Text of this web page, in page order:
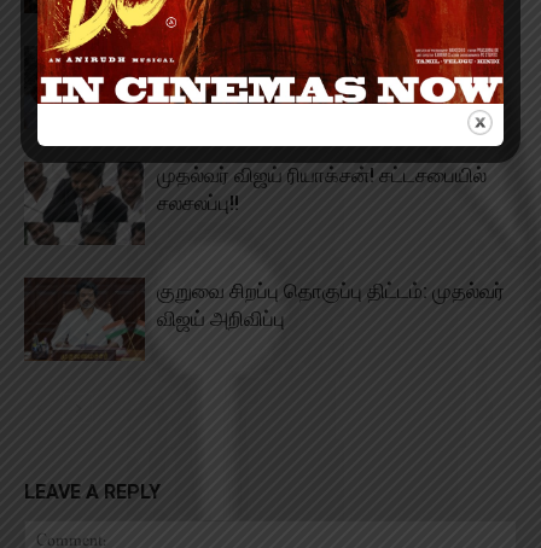
சூடு பிடிக்கும் கரூர் சம்பவம்! விடாமல்
துரத்தும் திமுக!!
முதல்வர் விஜய் ரியாக்சன்! சட்டசபையில்
சலசலப்பு!!
குறுவை சிறப்பு தொகுப்பு திட்டம்: முதல்வர்
விஜய் அறிவிப்பு
LEAVE A REPLY